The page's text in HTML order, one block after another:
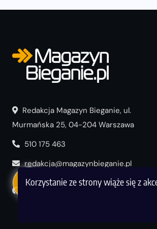
Korzystanie ze strony wiąże się z
Redakcja Magazyn Bieganie, ul.
Murmańska 25, 04-204 Warszawa
510 175 463
redakcja@magazynbieganie.pl